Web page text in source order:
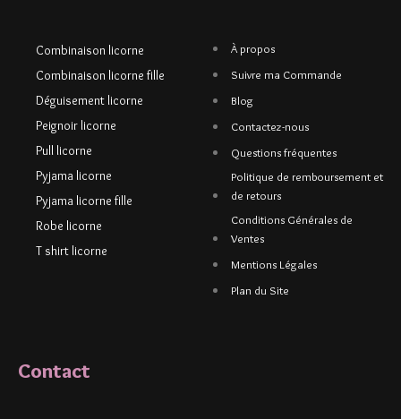
Combinaison licorne
Combinaison licorne fille
Déguisement licorne
Peignoir licorne
Pull licorne
Pyjama licorne
Pyjama licorne fille
Robe licorne
T shirt licorne
À propos
Suivre ma Commande
Blog
Contactez-nous
Questions fréquentes
Politique de remboursement et
de retours
Conditions Générales de
Ventes
Mentions Légales
Plan du Site
Contact